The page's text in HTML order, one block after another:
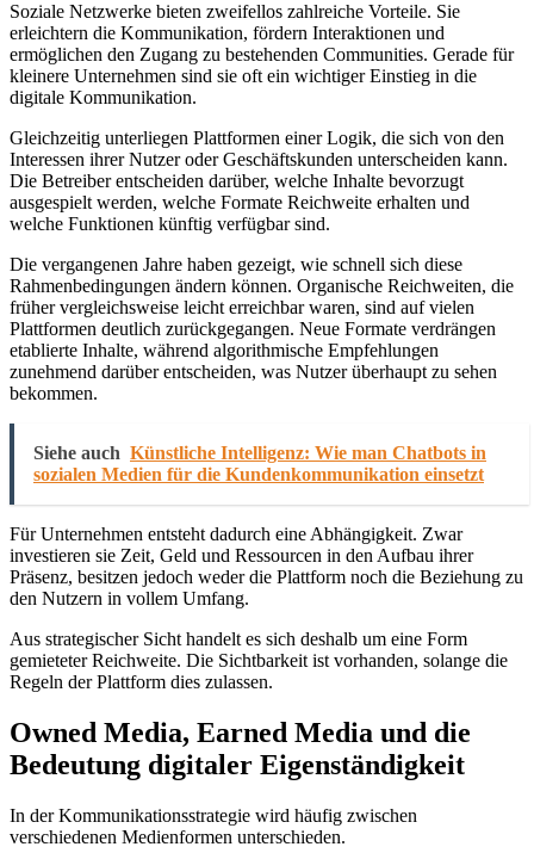
Soziale Netzwerke bieten zweifellos zahlreiche Vorteile. Sie
erleichtern die Kommunikation, fördern Interaktionen und
ermöglichen den Zugang zu bestehenden Communities. Gerade für
kleinere Unternehmen sind sie oft ein wichtiger Einstieg in die
digitale Kommunikation.
Gleichzeitig unterliegen Plattformen einer Logik, die sich von den
Interessen ihrer Nutzer oder Geschäftskunden unterscheiden kann.
Die Betreiber entscheiden darüber, welche Inhalte bevorzugt
ausgespielt werden, welche Formate Reichweite erhalten und
welche Funktionen künftig verfügbar sind.
Die vergangenen Jahre haben gezeigt, wie schnell sich diese
Rahmenbedingungen ändern können. Organische Reichweiten, die
früher vergleichsweise leicht erreichbar waren, sind auf vielen
Plattformen deutlich zurückgegangen. Neue Formate verdrängen
etablierte Inhalte, während algorithmische Empfehlungen
zunehmend darüber entscheiden, was Nutzer überhaupt zu sehen
bekommen.
Siehe auch Künstliche Intelligenz: Wie man Chatbots in
sozialen Medien für die Kundenkommunikation einsetzt
Für Unternehmen entsteht dadurch eine Abhängigkeit. Zwar
investieren sie Zeit, Geld und Ressourcen in den Aufbau ihrer
Präsenz, besitzen jedoch weder die Plattform noch die Beziehung zu
den Nutzern in vollem Umfang.
Aus strategischer Sicht handelt es sich deshalb um eine Form
gemieteter Reichweite. Die Sichtbarkeit ist vorhanden, solange die
Regeln der Plattform dies zulassen.
Owned Media, Earned Media und die
Bedeutung digitaler Eigenständigkeit
In der Kommunikationsstrategie wird häufig zwischen
verschiedenen Medienformen unterschieden.